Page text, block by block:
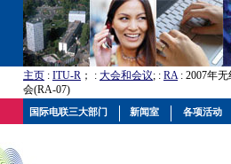
主页 : ITU-R ； : 大会和会议; : RA: 2007年
会(RA-07)
国际电联三大部门 新闻室 各项活动